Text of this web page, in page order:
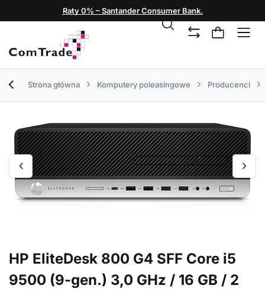
Raty 0% – Santander Consumer Bank.
Strona główna Komputery poleasingowe Producenci
HP EliteDesk 800 G4 SFF Core i5
9500 (9-gen.) 3,0 GHz / 16 GB / 2